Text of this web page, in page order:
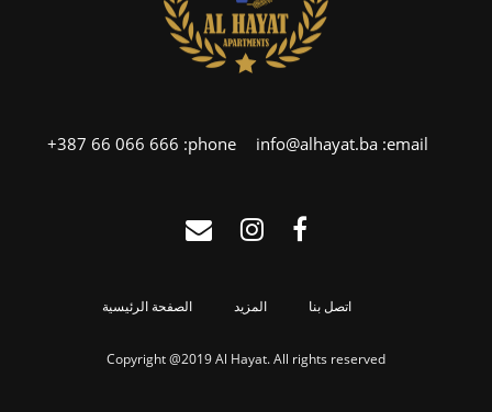
phone:
+387 66 066 666 email:
info@alhayat.ba
الصفحة الرئيسية المزيد اتصل بنا
Copyright @2019 Al Hayat. All rights reserved